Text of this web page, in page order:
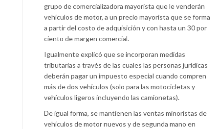
grupo de comercializadora mayorista que le venderán
vehículos de motor, a un precio mayorista que se forma
a partir del costo de adquisición y con hasta un 30 por
ciento de margen comercial.
Igualmente explicó que se incorporan medidas
tributarias a través de las cuales las personas jurídicas
deberán pagar un impuesto especial cuando compren
más de dos vehículos (solo para las motocicletas y
vehículos ligeros incluyendo las camionetas).
De igual forma, se mantienen las ventas minoristas de
vehículos de motor nuevos y de segunda mano en